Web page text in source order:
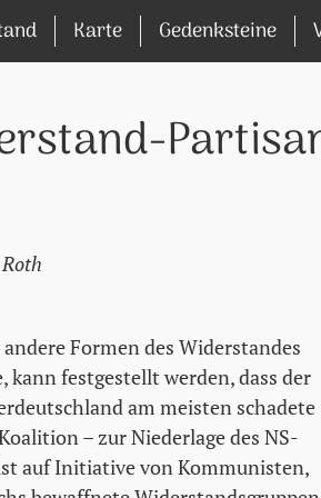
Karte Gedenksteine
Formen des Widerstandes
festgestellt werden, dass der
am meisten schadete
– zur Niederlage des NS-
auf Initiative von Kommunisten,